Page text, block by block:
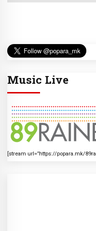
Music Live
[stream url=”https://popara.mk/